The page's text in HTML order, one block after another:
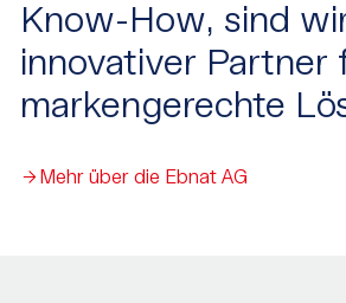
Know-How, sind
innovativer Partner
markengerechte
Mehr über die Ebnat AG